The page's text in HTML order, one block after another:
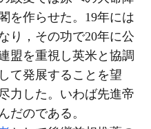
を作らせた。19年には
り，その功で20年に公
盟を重視し英米と協調
て発展することを望
力した。いわば先進帝
だのである。